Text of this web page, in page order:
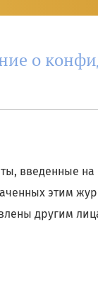
о
введенные на
этим
другим